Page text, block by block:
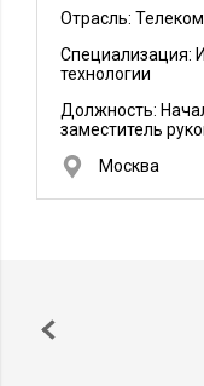
Отрасль:
Специализация:
технологии
Должность:
заместитель
Москва